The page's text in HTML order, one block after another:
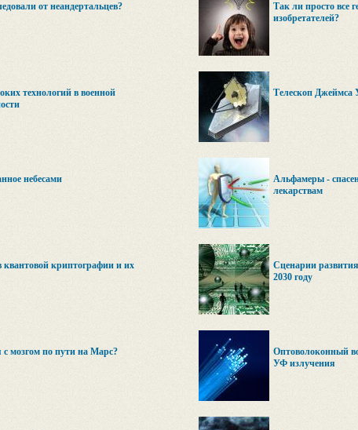
от неандертальцев?
Так ли просто все
изобретателей?
технологий в военной
Телескоп Джеймса
небесами
Альфамеры -
лекарствам
квантовой криптографии и их
Сценарии
2030 году
с мозгом по пути на Марс?
Оптоволоконный
УФ излучения